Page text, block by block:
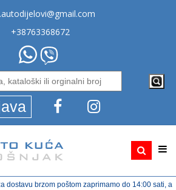
+38763368672
dostavu brzom poštom zaprimamo do 14:00 sati, a